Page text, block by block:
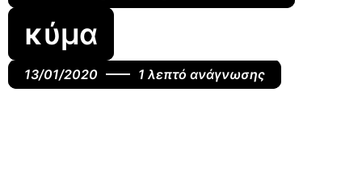
κύμα
13/01/2020 1 λεπτό ανάγνωσης